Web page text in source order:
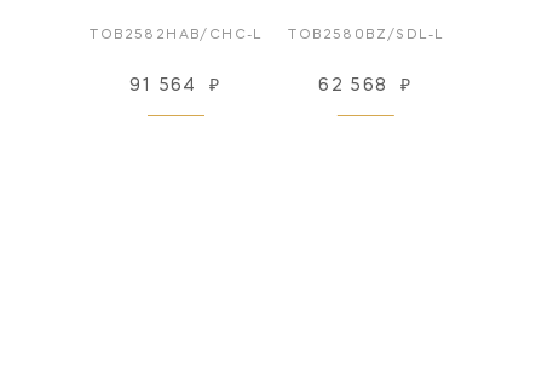
TOB2582HAB/CHC-L
91 564 ₽
TOB2580BZ/SDL-L
62 568 ₽